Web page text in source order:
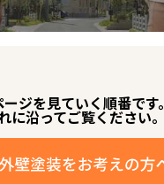
ジを見ていく順番です。
に沿ってご覧ください。